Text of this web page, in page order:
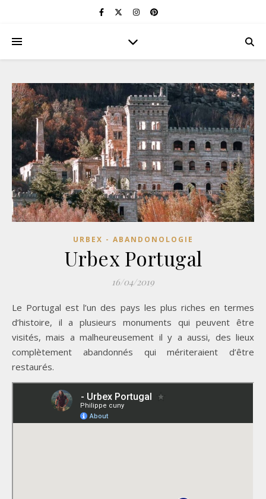
URBEX - ABANDONOLOGIE
Urbex Portugal
16/04/2019
Le Portugal est l’un des pays les plus riches en termes
d’histoire, il a plusieurs monuments qui peuvent être
visités, mais a malheureusement il y a aussi, des lieux
complètement abandonnés qui mériteraient d’être
restaurés.